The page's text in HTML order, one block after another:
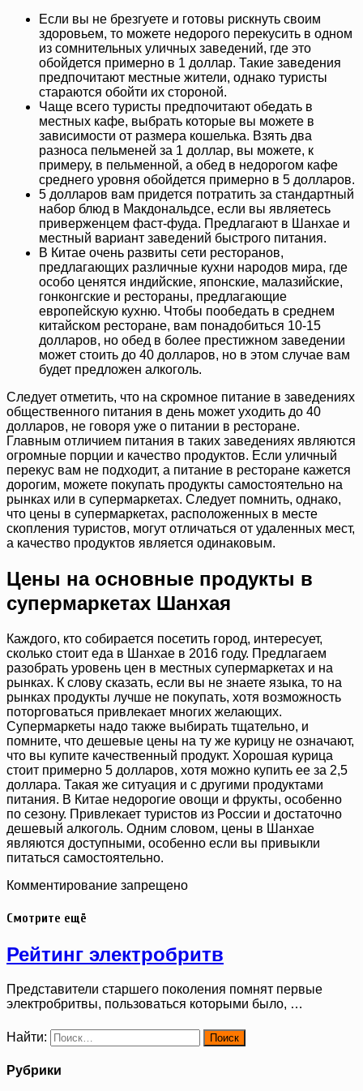
Если вы не брезгуете и готовы рискнуть своим
здоровьем, то можете недорого перекусить в одном
из сомнительных уличных заведений, где это
обойдется примерно в 1 доллар. Такие заведения
предпочитают местные жители, однако туристы
стараются обойти их стороной.
Чаще всего туристы предпочитают обедать в
местных кафе, выбрать которые вы можете в
зависимости от размера кошелька. Взять два
разноса пельменей за 1 доллар, вы можете, к
примеру, в пельменной, а обед в недорогом кафе
среднего уровня обойдется примерно в 5 долларов.
5 долларов вам придется потратить за стандартный
набор блюд в Макдональдсе, если вы являетесь
приверженцем фаст-фуда. Предлагают в Шанхае и
местный вариант заведений быстрого питания.
В Китае очень развиты сети ресторанов,
предлагающих различные кухни народов мира, где
особо ценятся индийские, японские, малазийские,
гонконгские и рестораны, предлагающие
европейскую кухню. Чтобы пообедать в среднем
китайском ресторане, вам понадобиться 10-15
долларов, но обед в более престижном заведении
может стоить до 40 долларов, но в этом случае вам
будет предложен алкоголь.
Следует отметить, что на скромное питание в заведениях
общественного питания в день может уходить до 40
долларов, не говоря уже о питании в ресторане.
Главным отличием питания в таких заведениях являются
огромные порции и качество продуктов. Если уличный
перекус вам не подходит, а питание в ресторане кажется
дорогим, можете покупать продукты самостоятельно на
рынках или в супермаркетах. Следует помнить, однако,
что цены в супермаркетах, расположенных в месте
скопления туристов, могут отличаться от удаленных мест,
а качество продуктов является одинаковым.
Цены на основные продукты в
супермаркетах Шанхая
Каждого, кто собирается посетить город, интересует,
сколько стоит еда в Шанхае в 2016 году. Предлагаем
разобрать уровень цен в местных супермаркетах и на
рынках. К слову сказать, если вы не знаете языка, то на
рынках продукты лучше не покупать, хотя возможность
поторговаться привлекает многих желающих.
Супермаркеты надо также выбирать тщательно, и
помните, что дешевые цены на ту же курицу не означают,
что вы купите качественный продукт. Хорошая курица
стоит примерно 5 долларов, хотя можно купить ее за 2,5
доллара. Такая же ситуация и с другими продуктами
питания. В Китае недорогие овощи и фрукты, особенно
по сезону. Привлекает туристов из России и достаточно
дешевый алкоголь. Одним словом, цены в Шанхае
являются доступными, особенно если вы привыкли
питаться самостоятельно.
Комментирование запрещено
Смотрите ещё
Рейтинг электробритв
Представители старшего поколения помнят первые
электробритвы, пользоваться которыми было, …
Найти:
Рубрики